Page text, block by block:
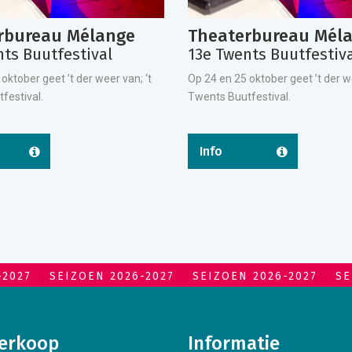
Mélange
Buutfestival
geet ’t der weer van; ‘t
Theaterbureau
13e Twents
Op 24 en 25 oktober geet ’t der
Twents Buutfestival.
Info
SEIZOEN 2026-2027 SEIZOEN 2026-2027
Informatie